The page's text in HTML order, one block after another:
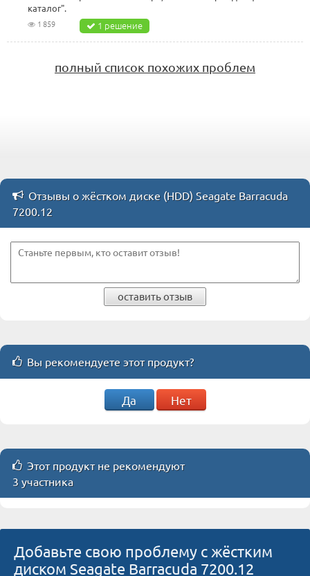
каталог".
1 859 1 решение
полный список похожих проблем
Отзывы о жёстком диске (HDD) Seagate Barracuda
7200.12
оставить отзыв
Вы рекомендуете этот продукт?
Да Нет
Этот продукт не рекомендуют
3 участника
Добавьте свою проблему с жёстким
диском Seagate Barracuda 7200.12